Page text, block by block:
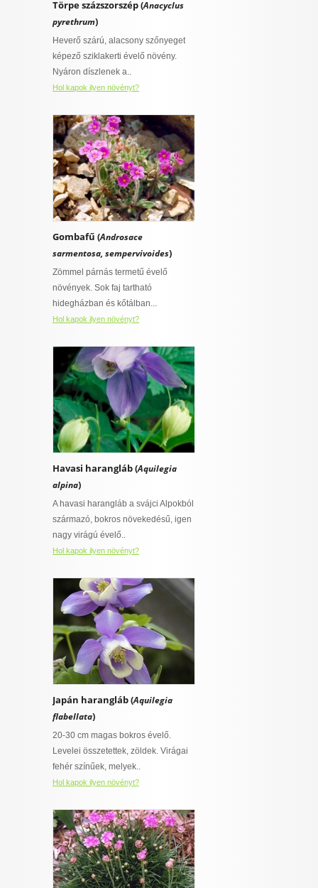
Törpe százszorszép (Anacyclus
pyrethrum)
Heverő szárú, alacsony szőnyeget
képező sziklakerti évelő növény.
Nyáron díszlenek a..
Hol kapok ilyen növényt?
Gombafű (Androsace
sarmentosa, sempervivoides)
Zömmel párnás termetű évelő
növények. Sok faj tartható
hidegházban és kőtálban...
Hol kapok ilyen növényt?
Havasi harangláb (Aquilegia
alpina)
A havasi harangláb a svájci Alpokból
származó, bokros növekedésű, igen
nagy virágú évelő..
Hol kapok ilyen növényt?
Japán harangláb (Aquilegia
flabellata)
20-30 cm magas bokros évelő.
Levelei összetettek, zöldek. Virágai
fehér színűek, melyek..
Hol kapok ilyen növényt?